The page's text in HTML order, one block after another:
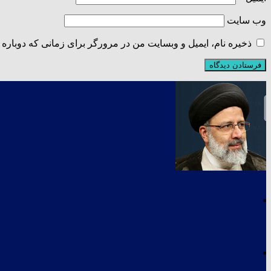
وب‌ سایت
ذخیره نام، ایمیل و وبسایت من در مرورگر برای زمانی که